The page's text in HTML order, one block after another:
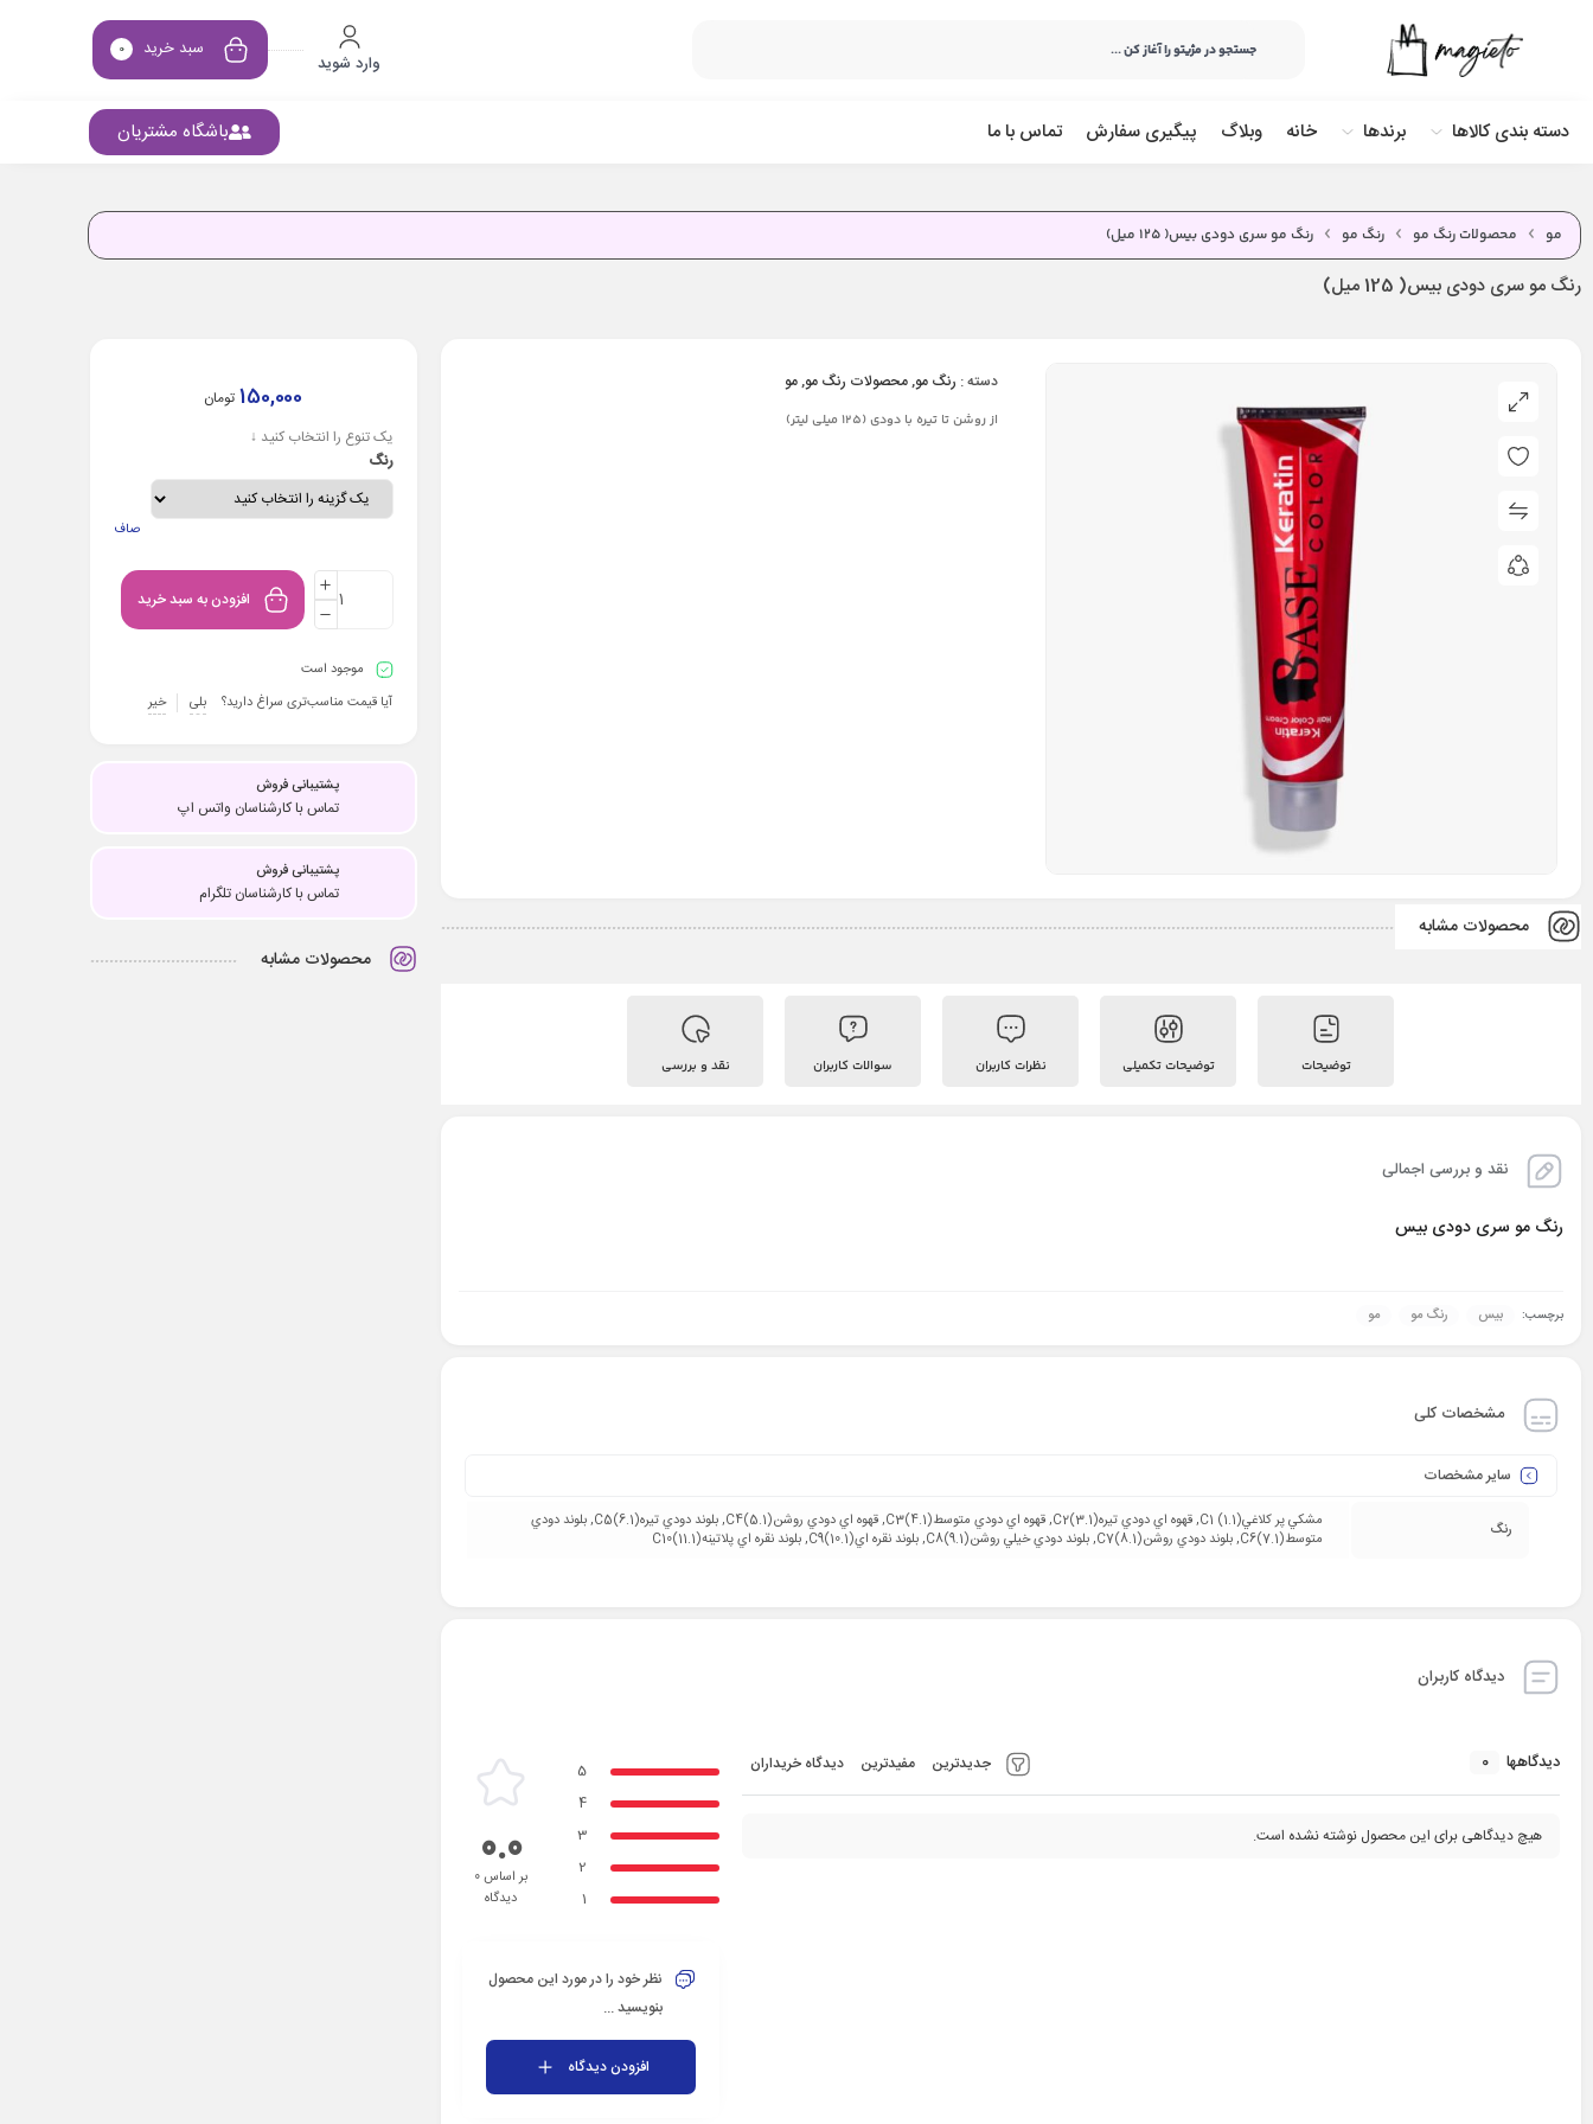
وارد شوید
سبد خرید 0
دسته بندی کالاها برندها خانه وبلاگ پیگیری سفارش تماس با ما باشگاه مشتریان
مو محصولات رنگ مو رنگ مو رنگ مو سری دودی بیس( 125 میل)
رنگ مو سری دودی بیس( 125 میل)
دسته : رنگ مو,محصولات رنگ مو,مو
از روشن تا تیره با دودی (125 ميلی لیتر)
محصولات مشابه
توضیحات توضیحات تکمیلی نظرات کاربران سوالات کاربران نقد و بررسی
نقد و بررسی اجمالی
رنگ مو سری دودی بیس
برچسب: بیس رنگ مو مو
مشخصات کلی
سایر مشخصات
رنگ
مشکي پر کلاغيC1 (1.1), قهوه اي دودي تيرهC2(3.1), قهوه اي دودي متوسطC3(4.1), قهوه اي دودي روشن(5.1)C4, بلوند دودي تيره(6.1)C5, بلوند دودي
متوسطC6(7.1), بلوند دودي روشنC7(8.1), بلوند دودي خيلي روشنC8(9.1), بلوند نقره ايC9(10.1), بلوند نقره اي پلاتينه(11.1)C10
دیدگاه کاربران
دیدگاهها 0 جدیدترین مفیدترین دیدگاه خریداران
هیچ دیدگاهی برای این محصول نوشته نشده است.
5
4
3
2
1
0.0بر اساس 0
دیدگاه
نظر خود را در مورد این محصول
بنویسید ...
افزودن دیدگاه
150,000 تومان
یک تنوع را انتخاب کنید ↓
رنگ
صاف
افزودن به سبد خرید
موجود است
آیا قیمت مناسب‌تری سراغ دارید؟
بلی خیر
پشتیبانی فروش
تماس با کارشناسان واتس اپ
پشتیبانی فروش
تماس با کارشناسان تلگرام
محصولات مشابه